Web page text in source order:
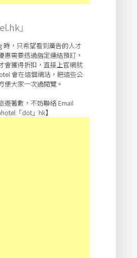
」
時，只希望看到廣告的人才
惠需要透過指定連結預訂，
會獲得折扣，直接上官網就
會在這個網站，把這些公
便大家一次過閱覽。
遊著數，不妨聯絡 Email
「dot」hk】